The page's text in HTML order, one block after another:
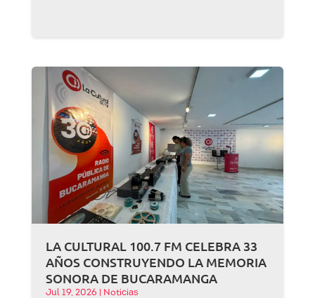
LA CULTURAL 100.7 FM CELEBRA 33
AÑOS CONSTRUYENDO LA MEMORIA
SONORA DE BUCARAMANGA
Jul 19, 2026 Noticias